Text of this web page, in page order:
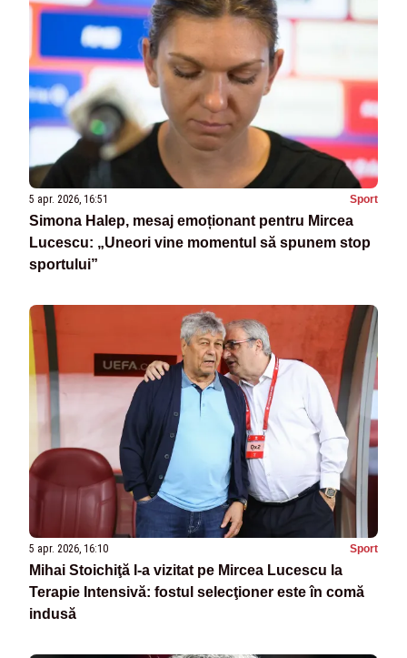
5 apr. 2026, 16:51 Sport
Simona Halep, mesaj emoționant pentru Mircea
Lucescu: „Uneori vine momentul să spunem stop
sportului”
5 apr. 2026, 16:10 Sport
Mihai Stoichiţă l-a vizitat pe Mircea Lucescu la
Terapie Intensivă: fostul selecţioner este în comă
indusă